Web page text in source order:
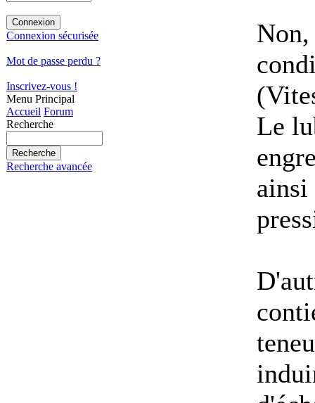
Connexion sécurisée
Mot de passe perdu ?
Inscrivez-vous !
Menu Principal
Accueil Forum
Recherche
Recherche avancée
Non,
Le
ainsi